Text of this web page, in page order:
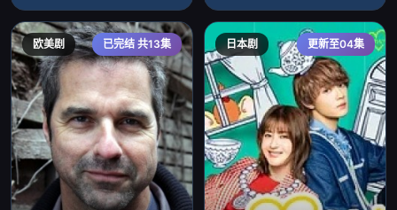
欧美剧 已完结 共13集 日本剧 更新至04集